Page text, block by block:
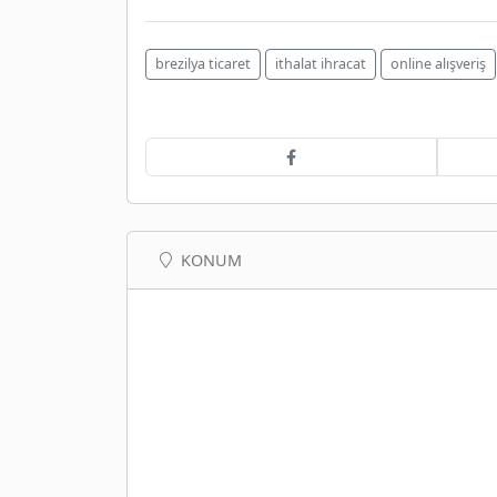
brezilya ticaret ithalat ihracat online alışveriş
KONUM